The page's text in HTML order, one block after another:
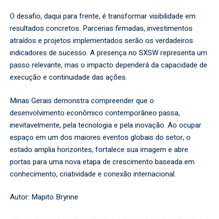
O desafio, daqui para frente, é transformar visibilidade em
resultados concretos. Parcerias firmadas, investimentos
atraídos e projetos implementados serão os verdadeiros
indicadores de sucesso. A presença no SXSW representa um
passo relevante, mas o impacto dependerá da capacidade de
execução e continuidade das ações.
Minas Gerais demonstra compreender que o
desenvolvimento econômico contemporâneo passa,
inevitavelmente, pela tecnologia e pela inovação. Ao ocupar
espaço em um dos maiores eventos globais do setor, o
estado amplia horizontes, fortalece sua imagem e abre
portas para uma nova etapa de crescimento baseada em
conhecimento, criatividade e conexão internacional.
Autor: Mapito Brynne